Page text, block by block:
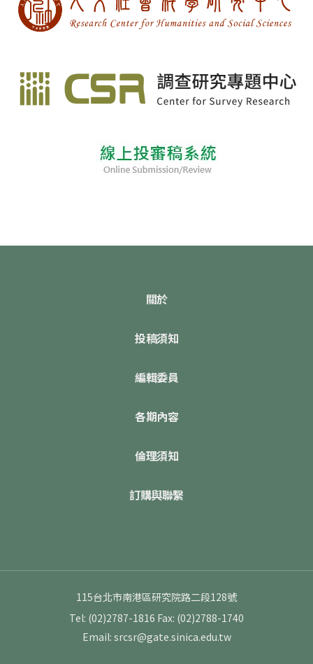
關於
投稿須知
編輯委員
各期內容
倫理須知
訂購與聯繫
115台北市南港區研究院路二段128號
Tel: (02)2787-1816 Fax: (02)2788-1740
Email: srcsr@gate.sinica.edu.tw